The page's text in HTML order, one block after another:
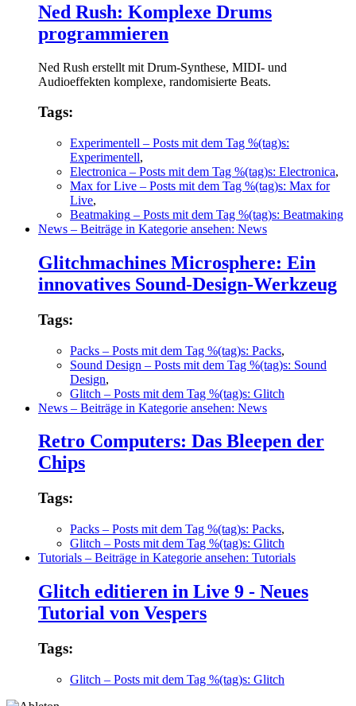
Ned Rush: Komplexe Drums
programmieren
Ned Rush erstellt mit Drum-Synthese, MIDI- und
Audioeffekten komplexe, randomisierte Beats.
Tags:
Experimentell – Posts mit dem Tag %(tag)s:
Experimentell,
Electronica – Posts mit dem Tag %(tag)s: Electronica,
Max for Live – Posts mit dem Tag %(tag)s: Max for
Live,
Beatmaking – Posts mit dem Tag %(tag)s: Beatmaking
News – Beiträge in Kategorie ansehen: News
Glitchmachines Microsphere: Ein
innovatives Sound-Design-Werkzeug
Tags:
Packs – Posts mit dem Tag %(tag)s: Packs,
Sound Design – Posts mit dem Tag %(tag)s: Sound
Design,
Glitch – Posts mit dem Tag %(tag)s: Glitch
News – Beiträge in Kategorie ansehen: News
Retro Computers: Das Bleepen der
Chips
Tags:
Packs – Posts mit dem Tag %(tag)s: Packs,
Glitch – Posts mit dem Tag %(tag)s: Glitch
Tutorials – Beiträge in Kategorie ansehen: Tutorials
Glitch editieren in Live 9 - Neues
Tutorial von Vespers
Tags:
Glitch – Posts mit dem Tag %(tag)s: Glitch